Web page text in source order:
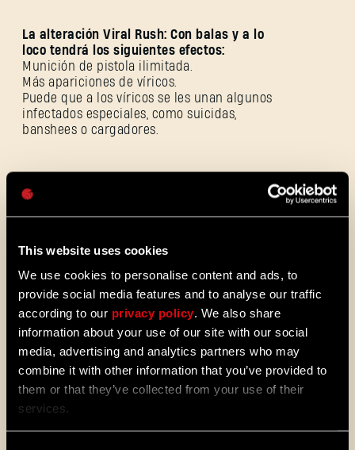
This website uses cookies
We use cookies to personalise content and ads, to
provide social media features and to analyse our traffic
according to our privacy policy. We also share
information about your use of our site with our social
media, advertising and analytics partners who may
combine it with other information that you’ve provided to
them or that they’ve collected from your use of their
services.
La alteración Viral Rush: Con balas y a lo
loco tendrá los siguientes efectos:
Munición de pistola ilimitada.
Más apariciones de víricos.
Puede que a los víricos se les unan algunos
infectados especiales, como suicidas,
banshees o cargadores.
La alteración Viral Rush estará disponible
ALL THE NEWS
Dirección de correo electrónico